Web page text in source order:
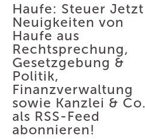
Haufe: Steuer Jetzt
Neuigkeiten von
Haufe aus
Rechtsprechung,
Gesetzgebung &
Politik,
Finanzverwaltung
sowie Kanzlei & Co.
als RSS-Feed
abonnieren!